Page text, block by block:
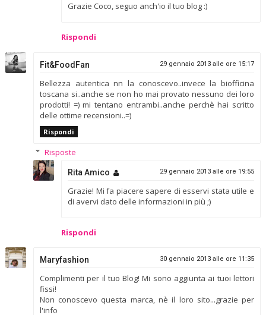
Grazie Coco, seguo anch'io il tuo blog :)
Rispondi
Fit&FoodFan 29 gennaio 2013 alle ore 15:17
Bellezza autentica nn la conoscevo..invece la biofficina
toscana si..anche se non ho mai provato nessuno dei loro
prodotti! =) mi tentano entrambi..anche perchè hai scritto
delle ottime recensioni..=)
Rispondi
Risposte
Rita Amico 29 gennaio 2013 alle ore 19:55
Grazie! Mi fa piacere sapere di esservi stata utile e
di avervi dato delle informazioni in più ;)
Rispondi
Maryfashion 30 gennaio 2013 alle ore 11:35
Complimenti per il tuo Blog! Mi sono aggiunta ai tuoi lettori
fissi!
Non conoscevo questa marca, nè il loro sito...grazie per
l'info